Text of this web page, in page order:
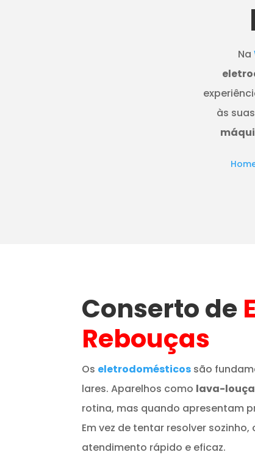
Na
às
Conserto de
Rebouças
Os eletrodomésticos são
lares. Aparelhos como lava-
rotina, mas quando apresentam
Em vez de tentar resolver
atendimento rápido e eficaz.